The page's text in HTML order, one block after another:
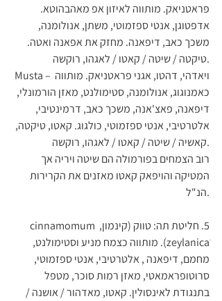
פראטניאק. מותווה לאיזון אפ מאהבהוטא.
אדפטוגן, אנטי ספזמוטי, משתן, אנולומנה,
משכך כאב, דיפאנה. מחזק את אפאנה ואטה.
טיקטה / שיטה / קאטו / לאגהו, רוקשה.
Musta – ויאדהי, דהטו, אגני פראטניאק. מותווה
כאמנוגוג, אנולומנה, סטימולנט, מאזן הורמונלי,
דיפאנה, פאצ'אנה, משכך כאב, דרמינטיבי,
אלטרטיבי, אנטי ספזמוטי, כולגוג. קאטו, טיקטה,
קאשיה / שיטה / קאטו / לאגהו, רוקשה.
רוב הצמחים בפורמולה הם שיטה ויריה אך
המטיקה והויפאק קאטו מאזנים את הקרירות
הנ"ל.
5. חליטת תה: טווק (קינמון, cinnamomum
zeylanicaׂ). מותווה כצמח מניע וסטימולנט,
מחמם, דיפאנה , אלטרטיבי, אנטי ספזמוטי,
סרוטופראמאטי, מאזן רמות סוכר, מטפל
בתנגודת לאינסולין. קאטו, מאדהור / אושנה /